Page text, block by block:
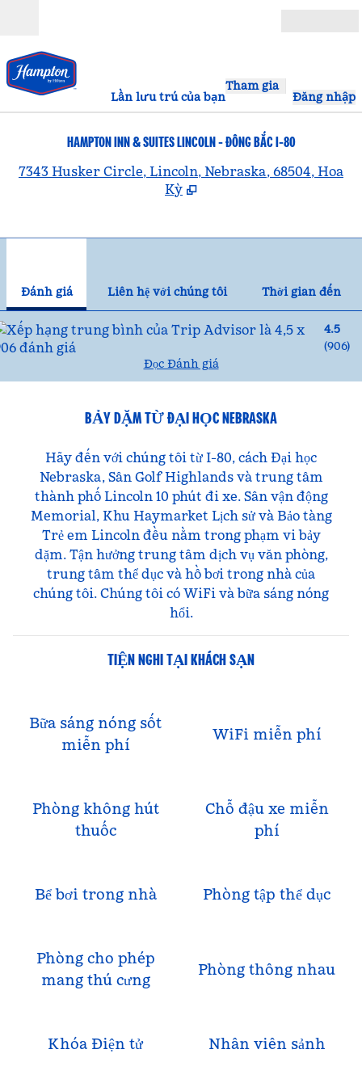
Lần lưu trú của bạn
Tham gia
Đăng nhập
HAMPTON INN & SUITES LINCOLN - ĐÔNG BẮC I-80
7343 Husker Circle, Lincoln, Nebraska, 68504, Hoa
Kỳ
Đánh giá Liên hệ với chúng tôi
Thời gian đến
4.5
(906)
Đọc Đánh giá
BẢY DẶM TỪ ĐẠI HỌC NEBRASKA
Hãy đến với chúng tôi từ I-80, cách Đại học
Nebraska, Sân Golf Highlands và trung tâm
thành phố Lincoln 10 phút đi xe. Sân vận động
Memorial, Khu Haymarket Lịch sử và Bảo tàng
Trẻ em Lincoln đều nằm trong phạm vi bảy
dặm. Tận hưởng trung tâm dịch vụ văn phòng,
trung tâm thể dục và hồ bơi trong nhà của
chúng tôi. Chúng tôi có WiFi và bữa sáng nóng
hổi.
TIỆN NGHI TẠI KHÁCH SẠN
Bữa sáng nóng sốt
miễn phí
WiFi miễn phí
Phòng không hút
thuốc
Chỗ đậu xe miễn
phí
Bể bơi trong nhà Phòng tập thể dục
Phòng cho phép
mang thú cưng
Phòng thông nhau
Khóa Điện tử Nhân viên sảnh